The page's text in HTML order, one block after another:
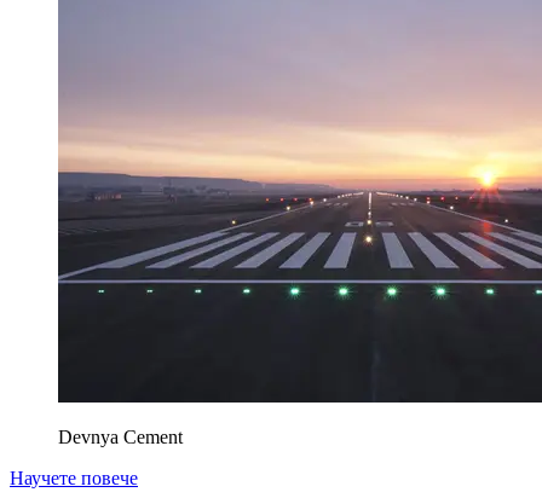
Devnya Cement
Научете повече